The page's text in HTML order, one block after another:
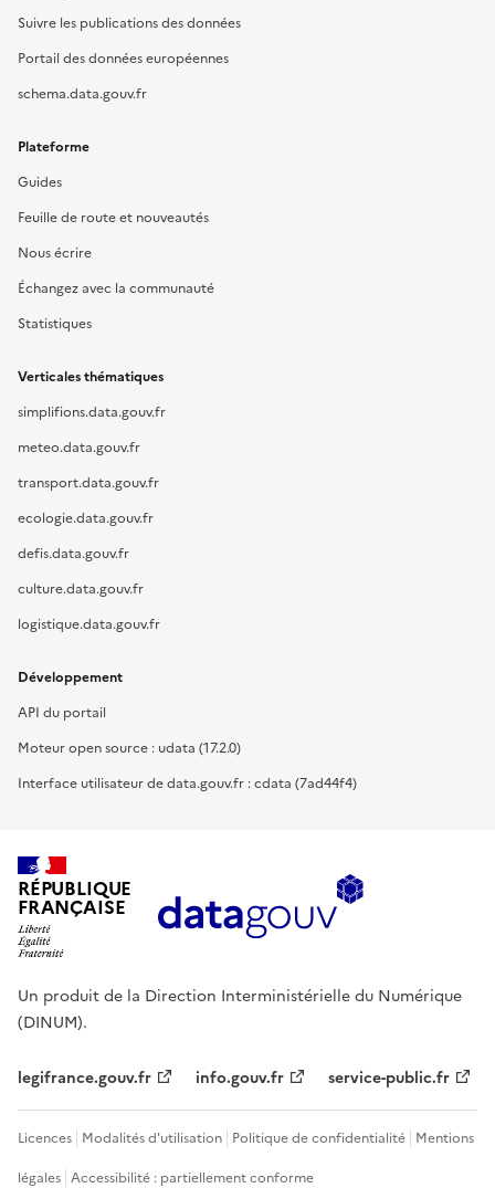
Suivre les publications des données
Portail des données européennes
schema.data.gouv.fr
Plateforme
Guides
Feuille de route et nouveautés
Nous écrire
Échangez avec la communauté
Statistiques
Verticales thématiques
simplifions.data.gouv.fr
meteo.data.gouv.fr
transport.data.gouv.fr
ecologie.data.gouv.fr
defis.data.gouv.fr
culture.data.gouv.fr
logistique.data.gouv.fr
Développement
API du portail
Moteur open source : udata (17.2.0)
Interface utilisateur de data.gouv.fr : cdata (7ad44f4)
RÉPUBLIQUE
FRANÇAISE
Un produit de la Direction Interministérielle du Numérique
(DINUM).
legifrance.gouv.fr info.gouv.fr service-public.fr
Licences Modalités d'utilisation Politique de confidentialité Mentions
légales Accessibilité : partiellement conforme